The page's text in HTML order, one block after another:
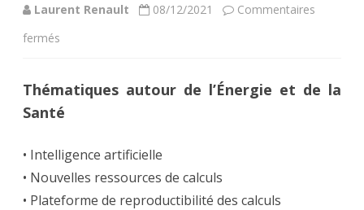
Laurent Renault 08/12/2021
Commentaires
fermés
2.0
Thématiques autour de l’Énergie et de la
Santé
• Intelligence artificielle
• Nouvelles ressources de calculs
• Plateforme de reproductibilité des calculs